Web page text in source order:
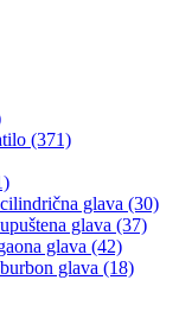
(371)
glava (30)
glava (37)
glava (42)
glava (18)